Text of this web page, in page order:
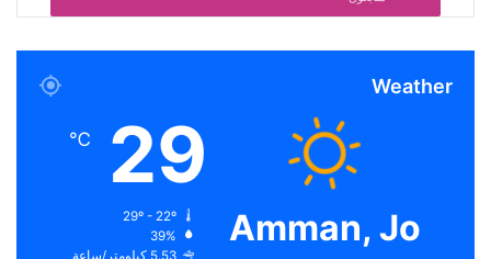
Weather
Amman, Jo
29
℃
39%
5.53 كيلومتر/ساعة